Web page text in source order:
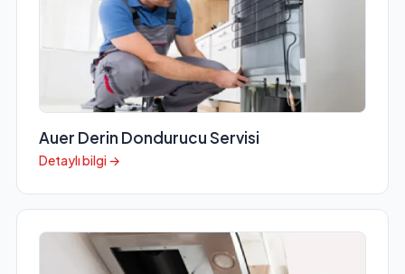
Auer Derin Dondurucu Servisi
Detaylı bilgi →